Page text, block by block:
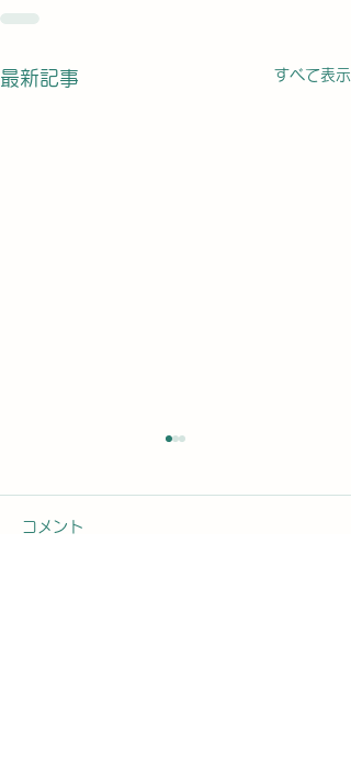
最新記事 すべて表示
コメント